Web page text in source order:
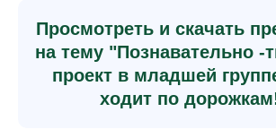
Просмотреть и скачать
на тему "Познавательно -
проект в младшей
ходит по